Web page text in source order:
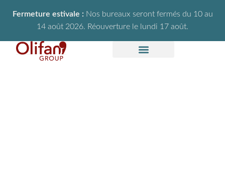
Fermeture estivale : Nos bureaux seront fermés du 10 au
14 août 2026. Réouverture le lundi 17 août.